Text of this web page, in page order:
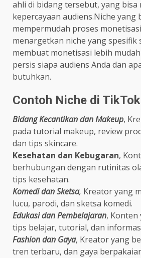
ahli di bidang tersebut, yang
kepercayaan audiens.Niche yang
mempermudah proses
menargetkan niche yang spesifik
membuat monetisasi lebih
persis siapa audiens Anda dan
butuhkan.
Contoh Niche di TikTok
Bidang Kecantikan dan Makeup,
pada tutorial makeup, review
dan tips skincare.
Kesehatan dan Kebugaran,
berhubungan dengan rutinitas
tips kesehatan.
Komedi dan Sketsa, Kreator yang
lucu, parodi, dan sketsa komedi.
Edukasi dan Pembelajaran, Konten
tips belajar, tutorial, dan
Fashion dan Gaya, Kreator yang
tren terbaru, dan gaya